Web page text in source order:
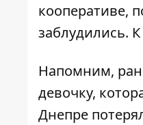
кооперативе,
заблудились.
Напомним,
девочку,
Днепре